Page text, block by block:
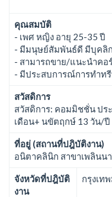
คุณสมบัติ
- เพศ หญิง อายุ 25-35 ปี
- มีมนุษย์สัมพันธ์ดี มีบุคลิ
- สามารถขาย/แนะนำคอ
- มีประสบการณ์การทำท
สวัสดิการ
สวัสดิการ: คอมมิชชั่น ปร
เดือน+ นขัตฤกษ์ 13 วัน/ปี
ที่อยู่ (สถานที่ปฎิบัติงาน)
อนิตาคลินิก สาขาเพลินน
จังหวัดที่ปฎิบัติ
งาน
กรุงเท